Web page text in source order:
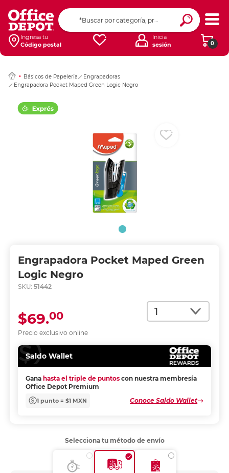
Ingresa tu
Código postal
0
Inicia
sesión
Básicos de Papelería
Engrapadoras
Engrapadora Pocket Maped Green Logic Negro
Engrapadora Pocket Maped Green
Logic Negro
SKU: 51442
Cantidad
Precio exclusivo online
$69.00
Saldo Wallet
Gana hasta el triple de puntos con nuestra membresía
Office Depot Premium
1 punto = $1 MXN Conoce Saldo Wallet
Ingresar Codigo
Selecciona tu método de envío